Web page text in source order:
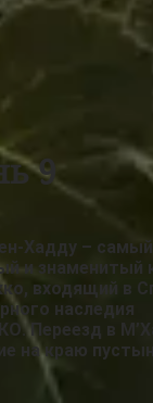
9
Хадду – самый
и знаменитый
входящий в
наследия
Переезд в М’
на краю